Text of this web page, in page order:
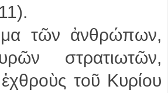
τῶν ἀνθρώπων,
στρατιωτῶν,
τοῦ Κυρίου